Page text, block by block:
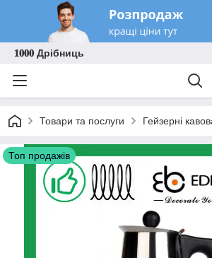
𝟏𝟎𝟎𝟎 Дрібниць
Товари та послуги Гейзерні
Топ продажів